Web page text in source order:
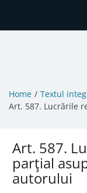
Home
Textul
Art. 587. Lucrările
Art. 587.
parţial
autorului